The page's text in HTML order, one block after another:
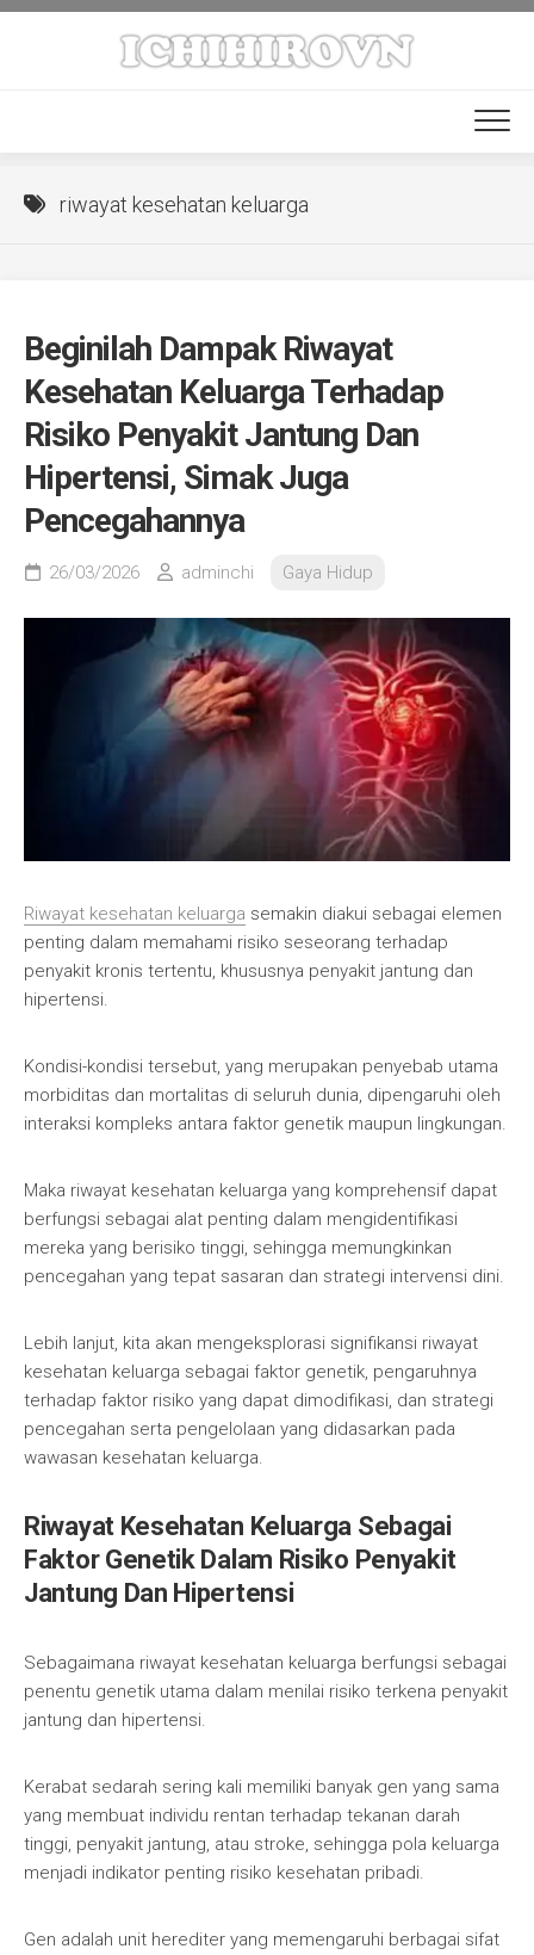
Skip
riwayat kesehatan keluarga
Beginilah Dampak Riwayat
Kesehatan Keluarga Terhadap
Risiko Penyakit Jantung Dan
Hipertensi, Simak Juga
Pencegahannya
26/03/2026 adminchi Gaya Hidup
Riwayat kesehatan keluarga semakin diakui sebagai elemen
penting dalam memahami risiko seseorang terhadap
penyakit kronis tertentu, khususnya penyakit jantung dan
hipertensi.
Kondisi-kondisi tersebut, yang merupakan penyebab utama
morbiditas dan mortalitas di seluruh dunia, dipengaruhi oleh
interaksi kompleks antara faktor genetik maupun lingkungan.
Maka riwayat kesehatan keluarga yang komprehensif dapat
berfungsi sebagai alat penting dalam mengidentifikasi
mereka yang berisiko tinggi, sehingga memungkinkan
pencegahan yang tepat sasaran dan strategi intervensi dini.
Lebih lanjut, kita akan mengeksplorasi signifikansi riwayat
kesehatan keluarga sebagai faktor genetik, pengaruhnya
terhadap faktor risiko yang dapat dimodifikasi, dan strategi
pencegahan serta pengelolaan yang didasarkan pada
wawasan kesehatan keluarga.
Riwayat Kesehatan Keluarga Sebagai
Faktor Genetik Dalam Risiko Penyakit
Jantung Dan Hipertensi
Sebagaimana riwayat kesehatan keluarga berfungsi sebagai
penentu genetik utama dalam menilai risiko terkena penyakit
jantung dan hipertensi.
Kerabat sedarah sering kali memiliki banyak gen yang sama
yang membuat individu rentan terhadap tekanan darah
tinggi, penyakit jantung, atau stroke, sehingga pola keluarga
menjadi indikator penting risiko kesehatan pribadi.
Gen adalah unit herediter yang memengaruhi berbagai sifat